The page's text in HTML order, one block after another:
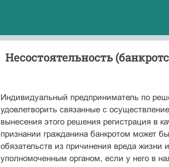
Несостоятельность
Индивидуальный предприниматель по
удовлетворить связанные с
вынесения этого решения регистрация в
признании гражданина банкротом может
обязательств из причинения вреда
уполномоченным органом, если у него в